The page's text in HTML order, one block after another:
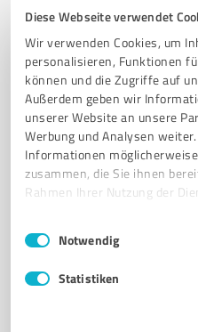
Diese Webseite verwendet
Wir verwenden Cookies, um
personalisieren, Funktionen
können und die Zugriffe auf
Außerdem geben wir
unserer Website an unsere
Werbung und Analysen
Informationen
zusammen, die Sie ihnen
Rahmen Ihrer Nutzung der
Impressum
Einwilligungsauswahl
Notwendig
Statistiken
INDIVIDUELLE DESIGNS
MASSGESCHNEIDERTE LÖSUNGEN
Dessauer Str. 9, 63110
info@sighthound-gallery.com
www.sighthound-gallery.com/
3 Bewertungen (1
7 Mediengestaltung